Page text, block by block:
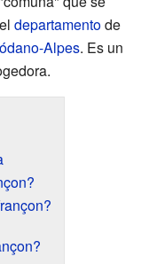
departamentode
Alpes. Es un